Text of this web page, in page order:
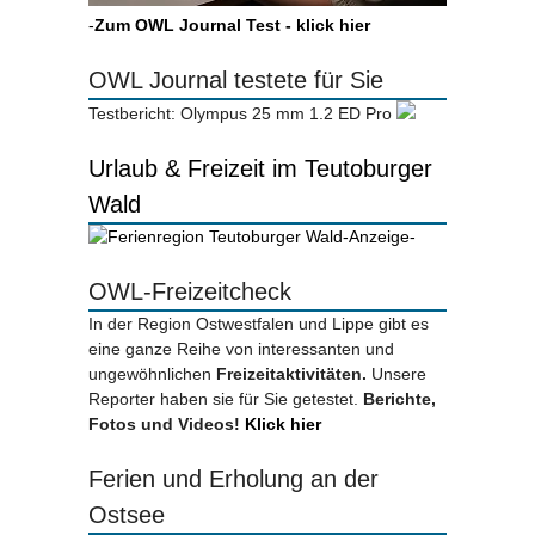
-Zum OWL Journal Test - klick hier
OWL Journal testete für Sie
Testbericht: Olympus 25 mm 1.2 ED Pro
Urlaub & Freizeit im Teutoburger
Wald
-Anzeige-
OWL-Freizeitcheck
In der Region Ostwestfalen und Lippe gibt es
eine ganze Reihe von interessanten und
ungewöhnlichen Freizeitaktivitäten. Unsere
Reporter haben sie für Sie getestet. Berichte,
Fotos und Videos! Klick hier
Ferien und Erholung an der
Ostsee